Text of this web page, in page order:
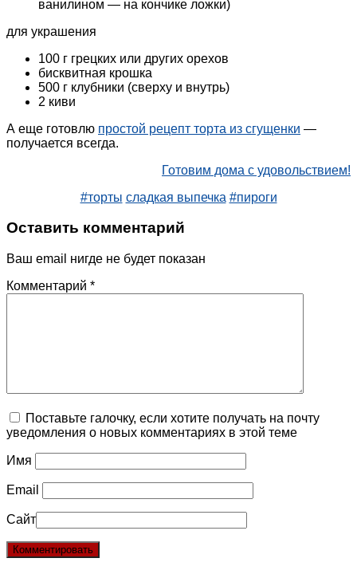
ванилином — на кончике ложки)
для украшения
100 г грецких или других орехов
бисквитная крошка
500 г клубники (сверху и внутрь)
2 киви
А еще готовлю простой рецепт торта из сгущенки —
получается всегда.
Готовим дома с удовольствием!
#торты сладкая выпечка #пироги
Оставить комментарий
Ваш email нигде не будет показан
Комментарий *
Поставьте галочку, если хотите получать на почту
уведомления о новых комментариях в этой теме
Имя
Email
Сайт